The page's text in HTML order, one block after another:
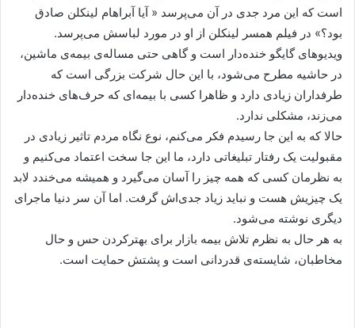
است که این مرد جدی در آن می‌پرسد « آیا آبراهام لینکلن صادق
بود؟» در فیلم همسر لینکلن از او در مورد لباسش می‌پرسد.
ویدیوهای گایگو خنده‌دار است و گاهی حتی مساله‌ی بیمه‌ی ماشین،
در حاشیه مطرح می‌شود، با این حال شرکت بزرگی است که
طرفداران زیادی دارد و ظاهرا کسی با بیمه‌ای که حرف‌های خنده‌دار
می‌زند، مشکلی ندارد.
حالا که به این جا رسیدم فکر می‌کنم، نوع نگاه مردم تاثیر زیادی در
مقبولیت یک رفتار تبلیغاتی دارد، ما این جا سخت اعتماد می‌کنیم و
به نظرمان کسی که همه چیز را آسان می‌گیرد و همیشه می‌خندد لابد
یک چیزیش هست و نباید زیاد جدی‌اش گرفت. اما آن سر دنیا ماجرای
دیگری نوشته می‌شود.
به هر حال به نظرم تلاش بیمه بازار برای بهترکردن حس و حال
مخاطبان، شایسته‌ی قدردانی است و پشتش حمایت است.